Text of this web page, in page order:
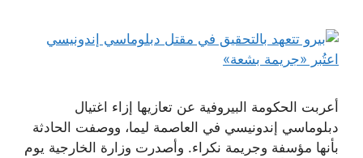
أعربت الحكومة البيروفية عن تعازيها إزاء اغتيال
دبلوماسي إندونيسي في العاصمة ليما، ووصفت الحادثة
بأنها مؤسفة وجريمة نكراء. وأصدرت وزارة الخارجية يوم